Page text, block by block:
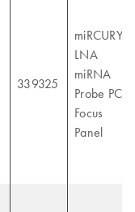
339325
miRCURY
LNA
miRNA
Probe PCR
Focus
Panel